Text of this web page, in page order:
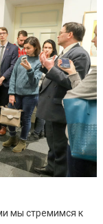
мы стремимся к